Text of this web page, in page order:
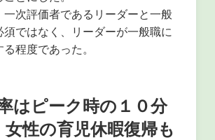
一次評価者であるリーダーと一般
須ではなく、リーダーが一般職に
程度であった。
はピーク時の１０分
女性の育児休暇復帰も